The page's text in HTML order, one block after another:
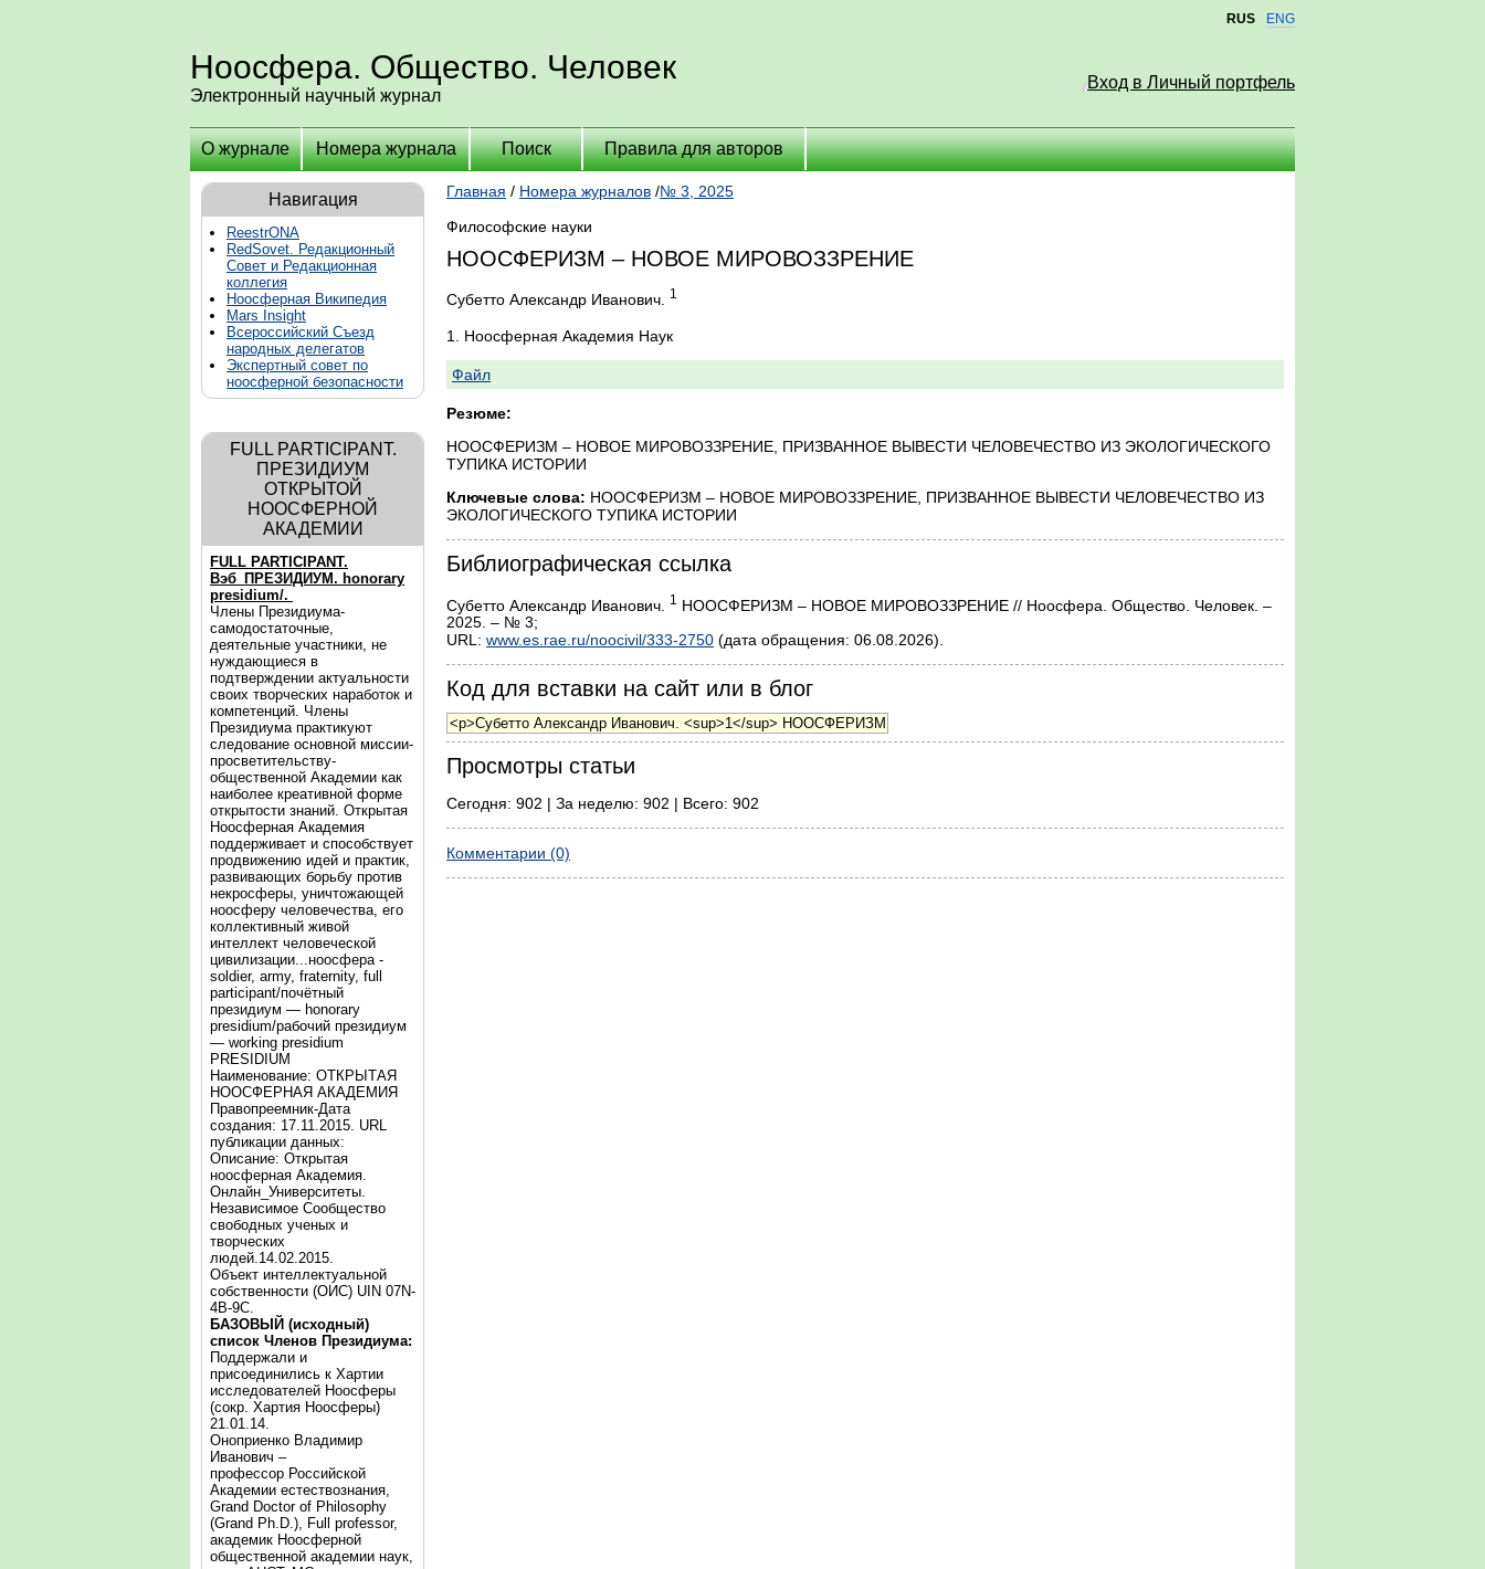
RUS ENG
Ноосфера. Общество. Человек
Электронный научный журнал
Вход в Личный портфель
О журнале Номера журнала Поиск Правила для авторов
Навигация
ReestrONA
RedSovet. Редакционный
Совет и Редакционная
коллегия
Ноосферная Википедия
Mars Insight
Всероссийский Съезд
народных делегатов
Экспертный совет по
ноосферной безопасности
FULL PARTICIPANT.
ПРЕЗИДИУМ
ОТКРЫТОЙ
НООСФЕРНОЙ
АКАДЕМИИ
FULL PARTICIPANT.
Вэб_ПРЕЗИДИУМ. honorary
presidium/.
Члены Президиума-
самодостаточные,
деятельные участники, не
нуждающиеся в
подтверждении актуальности
своих творческих наработок и
компетенций. Члены
Президиума практикуют
следование основной миссии-
просветительству-
общественной Академии как
наиболее креативной форме
открытости знаний. Открытая
Ноосферная Академия
поддерживает и способствует
продвижению идей и практик,
развивающих борьбу против
некросферы, уничтожающей
ноосферу человечества, его
коллективный живой
интеллект человеческой
цивилизации...ноосфера -
soldier, army, fraternity, full
participant/почётный
президиум — honorary
presidium/рабочий президиум
— working presidium
PRESIDIUM
Наименование: ОТКРЫТАЯ
НООСФЕРНАЯ АКАДЕМИЯ
Правопреемник-Дата
создания: 17.11.2015. URL
публикации данных:
Описание: Открытая
ноосферная Академия.
Онлайн_Университеты.
Независимое Сообщество
свободных ученых и
творческих
людей.14.02.2015.
Объект интеллектуальной
собственности (ОИС) UIN 07N-
4B-9C.
БАЗОВЫЙ (исходный)
список Членов Президиума:
Поддержали и
присоединились к Хартии
исследователей Ноосферы
(сокр. Хартия Ноосферы)
21.01.14.
Оноприенко Владимир
Иванович –
профессор Российской
Академии естествознания,
Grand Doctor of Philosophy
(Grand Ph.D.), Full professor,
академик Ноосферной
общественной академии наук,
Главная / Номера журналов /№ 3, 2025
Философские науки
НООСФЕРИЗМ – НОВОЕ МИРОВОЗЗРЕНИЕ
Субетто Александр Иванович. 1
1. Ноосферная Академия Наук
Файл
Резюме:
НООСФЕРИЗМ – НОВОЕ МИРОВОЗЗРЕНИЕ, ПРИЗВАННОЕ ВЫВЕСТИ ЧЕЛОВЕЧЕСТВО ИЗ ЭКОЛОГИЧЕСКОГО
ТУПИКА ИСТОРИИ
Ключевые слова: НООСФЕРИЗМ – НОВОЕ МИРОВОЗЗРЕНИЕ, ПРИЗВАННОЕ ВЫВЕСТИ ЧЕЛОВЕЧЕСТВО ИЗ
ЭКОЛОГИЧЕСКОГО ТУПИКА ИСТОРИИ
Библиографическая ссылка
Субетто Александр Иванович. 1
НООСФЕРИЗМ – НОВОЕ МИРОВОЗЗРЕНИЕ // Ноосфера. Общество. Человек. –
2025. – № 3;
URL: www.es.rae.ru/noocivil/333-2750 (дата обращения: 06.08.2026).
Код для вставки на сайт или в блог
Просмотры статьи
Сегодня: 902 | За неделю: 902 | Всего: 902
Комментарии (0)